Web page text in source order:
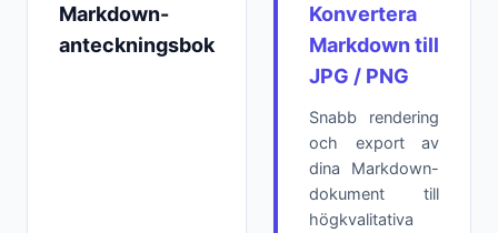
Markdown-
anteckningsbok
Konvertera
Markdown till
JPG / PNG
Snabb rendering
och export av
dina Markdown-
dokument till
högkvalitativa